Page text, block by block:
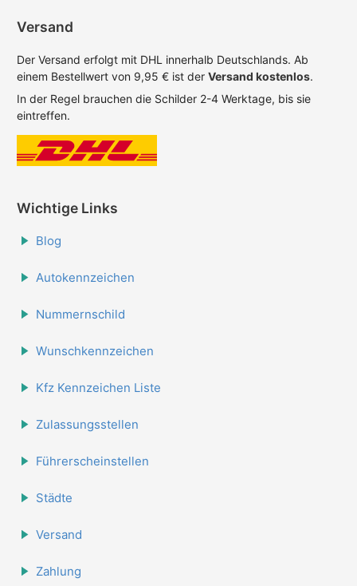
Versand
Der Versand erfolgt mit DHL innerhalb Deutschlands. Ab
einem Bestellwert von 9,95 € ist der Versand kostenlos.
In der Regel brauchen die Schilder 2-4 Werktage, bis sie
eintreffen.
Wichtige Links
Blog
Autokennzeichen
Nummernschild
Wunschkennzeichen
Kfz Kennzeichen Liste
Zulassungsstellen
Führerscheinstellen
Städte
Versand
Zahlung